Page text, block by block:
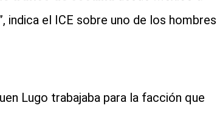
indica el ICE sobre uno de los hombres
Lugo trabajaba para la facción que